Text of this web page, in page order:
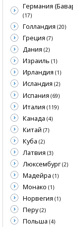
Германия
(17)
Голландия (20)
Греция (7)
Дания (2)
Израиль (1)
Ирландия (1)
Исландия (2)
Испания (69)
Италия (119)
Канада (4)
Китай (7)
Куба (2)
Латвия (3)
Люксембург(2)
Мадейра (1)
Монако (1)
Норвегия (1)
Перу(2)
Польша (4)